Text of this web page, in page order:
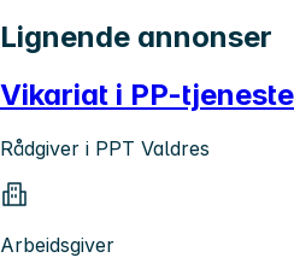
Lignende annonser
Vikariat i PP-
Rådgiver i PPT Valdres
Arbeidsgiver